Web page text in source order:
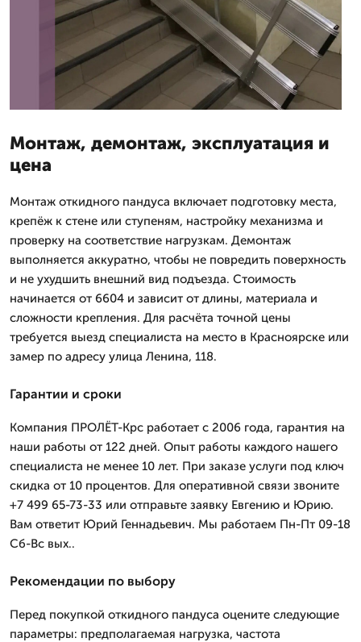
Монтаж, демонтаж, эксплуатация и
цена
Монтаж откидного пандуса включает подготовку места,
крепёж к стене или ступеням, настройку механизма и
проверку на соответствие нагрузкам. Демонтаж
выполняется аккуратно, чтобы не повредить поверхность
и не ухудшить внешний вид подъезда. Стоимость
начинается от 6604 и зависит от длины, материала и
сложности крепления. Для расчёта точной цены
требуется выезд специалиста на место в Красноярске или
замер по адресу улица Ленина, 118.
Гарантии и сроки
Компания ПРОЛЁТ-Крс работает с 2006 года, гарантия на
наши работы от 122 дней. Опыт работы каждого нашего
специалиста не менее 10 лет. При заказе услуги под ключ
скидка от 10 процентов. Для оперативной связи звоните
+7 499 65-73-33 или отправьте заявку Евгению и Юрию.
Вам ответит Юрий Геннадьевич. Мы работаем Пн-Пт 09-18
Сб-Вс вых..
Рекомендации по выбору
Перед покупкой откидного пандуса оцените следующие
параметры: предполагаемая нагрузка, частота